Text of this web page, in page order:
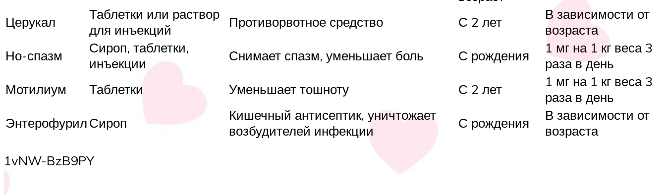
Церукал
Таблетки или раствор
для инъекций
Противорвотное средство С 2 лет
В зависимости от
возраста
Но-спазм
Сироп, таблетки,
инъекции
Снимает спазм, уменьшает боль С рождения
1 мг на 1 кг веса 3
раза в день
Мотилиум
Таблетки Уменьшает тошноту С 2 лет
1 мг на 1 кг веса 3
раза в день
ЭнтерофурилСироп
Кишечный антисептик, уничтожает
возбудителей инфекции
С рождения
В зависимости от
возраста
1vNW-BzB9PY